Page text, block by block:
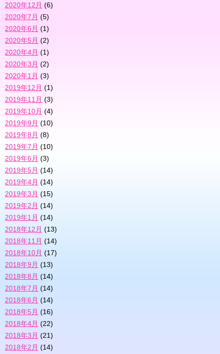
2020年12月 (6)
2020年7月 (5)
2020年6月 (1)
2020年5月 (2)
2020年4月 (1)
2020年3月 (2)
2020年1月 (3)
2019年12月 (1)
2019年11月 (3)
2019年10月 (4)
2019年9月 (10)
2019年8月 (8)
2019年7月 (10)
2019年6月 (3)
2019年5月 (14)
2019年4月 (14)
2019年3月 (15)
2019年2月 (14)
2019年1月 (14)
2018年12月 (13)
2018年11月 (14)
2018年10月 (17)
2018年9月 (13)
2018年8月 (14)
2018年7月 (14)
2018年6月 (14)
2018年5月 (16)
2018年4月 (22)
2018年3月 (21)
2018年2月 (14)